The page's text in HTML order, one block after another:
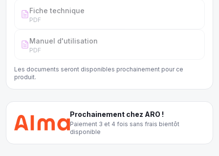
Fiche technique
PDF
Manuel d'utilisation
PDF
Les documents seront disponibles prochainement pour ce
produit.
Prochainement chez ARO !
Paiement 3 et 4 fois sans frais bientôt
disponible